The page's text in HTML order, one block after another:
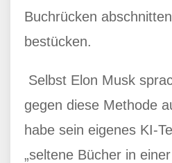
Buchrücken
bestücken.
Selbst Elon Musk
gegen diese Methode
habe sein eigenes KI-
„seltene Bücher in